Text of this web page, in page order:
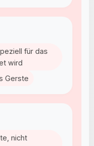
für das
wird
Gerste
nicht